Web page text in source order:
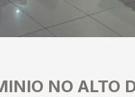
NO ALTO